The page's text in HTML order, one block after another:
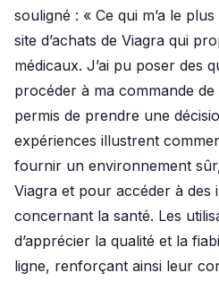
souligné : « Ce qui m’a le
site d’achats de Viagra qui
médicaux. J’ai pu poser des
procéder à ma commande de
permis de prendre une
expériences illustrent
fournir un environnement
Viagra et pour accéder à des
concernant la santé. Les
d’apprécier la qualité et la
ligne, renforçant ainsi leur